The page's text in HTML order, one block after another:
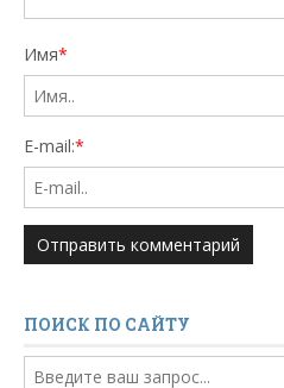
Имя*
E-mail:*
ПОИСК ПО САЙТУ